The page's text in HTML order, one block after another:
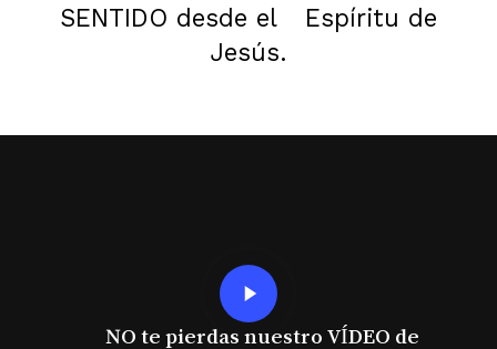
SENTIDO desde el
Espíritu de
Jesús.
Play
Video
NO te pierdas nuestro VÍDEO de